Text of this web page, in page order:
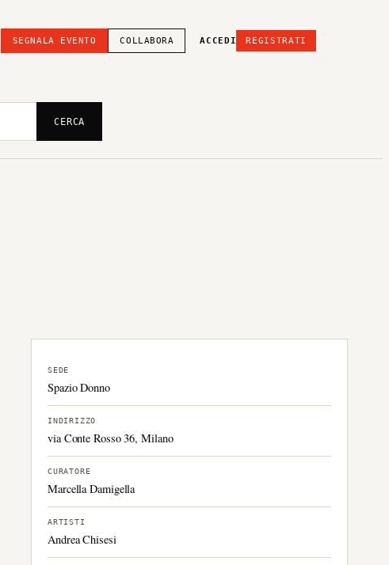
SEGNALA EVENTO COLLABORA ACCEDI REGISTRATI
CERCA
SEDE
Spazio Donno
INDIRIZZO
via Conte Rosso 36, Milano
CURATORE
Marcella Damigella
ARTISTI
Andrea Chisesi